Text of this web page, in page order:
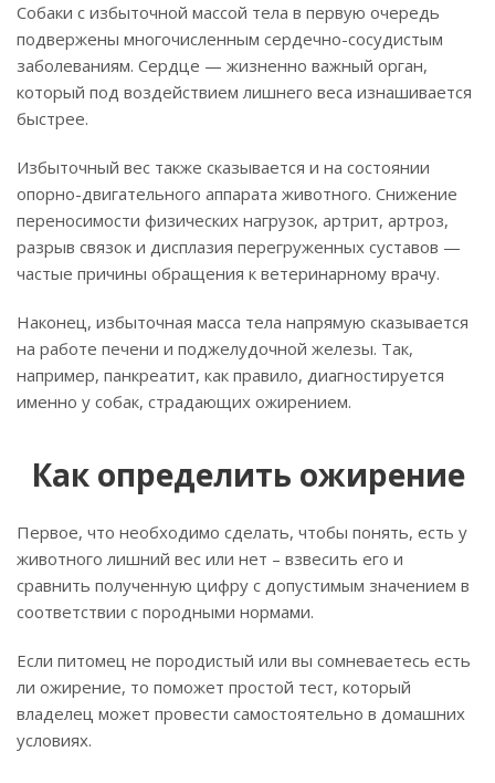
Собаки с избыточной массой тела в первую очередь
подвержены многочисленным сердечно-сосудистым
заболеваниям. Сердце — жизненно важный орган,
который под воздействием лишнего веса изнашивается
быстрее.
Избыточный вес также сказывается и на состоянии
опорно-двигательного аппарата животного. Снижение
переносимости физических нагрузок, артрит, артроз,
разрыв связок и дисплазия перегруженных суставов —
частые причины обращения к ветеринарному врачу.
Наконец, избыточная масса тела напрямую сказывается
на работе печени и поджелудочной железы. Так,
например, панкреатит, как правило, диагностируется
именно у собак, страдающих ожирением.
Как определить ожирение
Первое, что необходимо сделать, чтобы понять, есть у
животного лишний вес или нет – взвесить его и
сравнить полученную цифру с допустимым значением в
соответствии с породными нормами.
Если питомец не породистый или вы сомневаетесь есть
ли ожирение, то поможет простой тест, который
владелец может провести самостоятельно в домашних
условиях.